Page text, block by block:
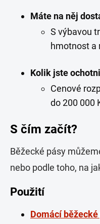
Máte na něj
S výbavou
hmotnost a
Kolik jste
Cenové
do 200 000
S čím začít?
Běžecké pásy
nebo podle toho, na
Použití
Domácí běžecké